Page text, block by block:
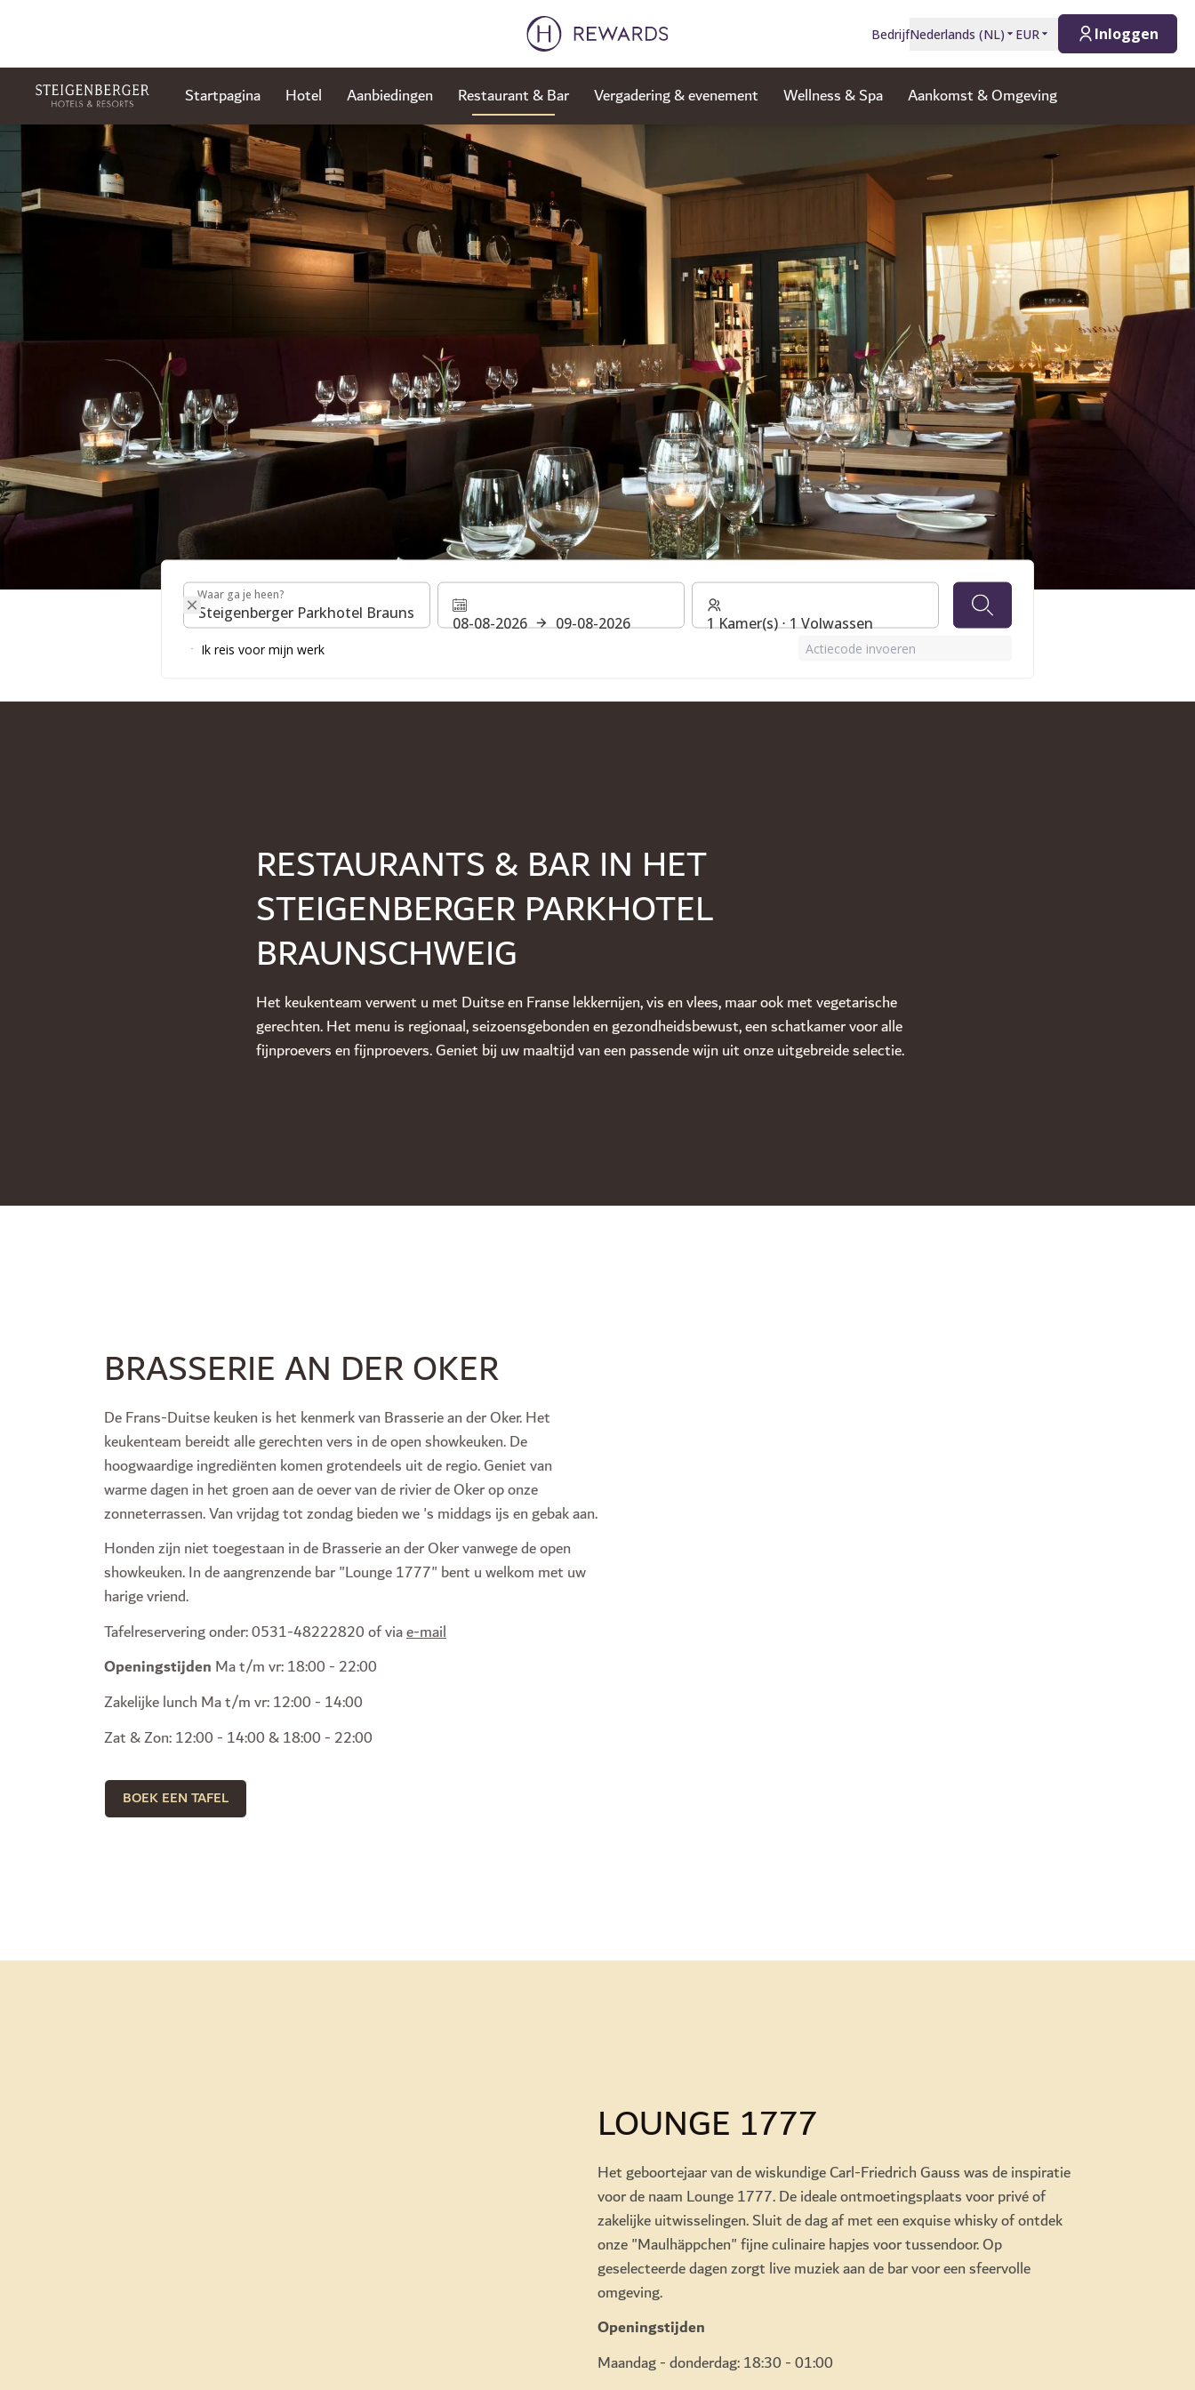
BedrijfNederlands (NL) EUR Inloggen
Startpagina Hotel Aanbiedingen Restaurant & Bar Vergadering & evenement Wellness & Spa Aankomst & Omgeving
Dia 1 van 1
RESTAURANTS & BAR OP DE STEIGENBERGER
PARKHOTEL BRAUNSCHWEIG
Waar ga je heen?
Waar ga je heen?
08-08-2026 09-08-2026 1 Kamer(s) ⋅ 1 Volwassen
Ik reis voor mijn werk Actiecode invoeren
RESTAURANTS & BAR IN HET
STEIGENBERGER PARKHOTEL
BRAUNSCHWEIG
Het keukenteam verwent u met Duitse en Franse lekkernijen, vis en vlees, maar ook met vegetarische
gerechten. Het menu is regionaal, seizoensgebonden en gezondheidsbewust, een schatkamer voor alle
fijnproevers en fijnproevers. Geniet bij uw maaltijd van een passende wijn uit onze uitgebreide selectie.
BRASSERIE AN DER OKER
De Frans-Duitse keuken is het kenmerk van Brasserie an der Oker. Het
keukenteam bereidt alle gerechten vers in de open showkeuken. De
hoogwaardige ingrediënten komen grotendeels uit de regio. Geniet van
warme dagen in het groen aan de oever van de rivier de Oker op onze
zonneterrassen. Van vrijdag tot zondag bieden we 's middags ijs en gebak aan.
Honden zijn niet toegestaan in de Brasserie an der Oker vanwege de open
showkeuken. In de aangrenzende bar "Lounge 1777" bent u welkom met uw
harige vriend.
Tafelreservering onder: 0531-48222820 of viae-mail
Openingstijden Ma t/m vr: 18:00 - 22:00
Zakelijke lunch Ma t/m vr: 12:00 - 14:00
Zat & Zon: 12:00 - 14:00 & 18:00 - 22:00
BOEK EEN TAFEL
LOUNGE 1777
Het geboortejaar van de wiskundige Carl-Friedrich Gauss was de inspiratie
voor de naam Lounge 1777. De ideale ontmoetingsplaats voor privé of
zakelijke uitwisselingen. Sluit de dag af met een exquise whisky of ontdek
onze "Maulhäppchen" fijne culinaire hapjes voor tussendoor. Op
geselecteerde dagen zorgt live muziek aan de bar voor een sfeervolle
omgeving.
Openingstijden
Maandag - donderdag: 18:30 - 01:00